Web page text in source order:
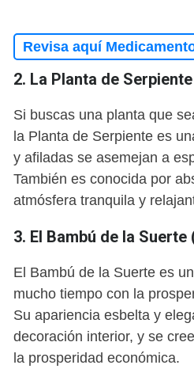
Revisa aquí
2. La Planta de
Si buscas una planta que
la Planta de Serpiente es
y afiladas se asemejan a
También es conocida por
atmósfera tranquila y
3. El Bambú de la
El Bambú de la Suerte es
mucho tiempo con la
Su apariencia esbelta y
decoración interior, y se
la prosperidad económica.